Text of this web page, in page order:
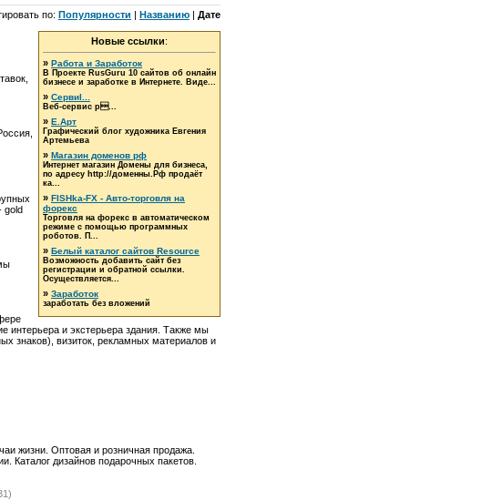
по: Популярности | Названию | Дате
Новые ссылки:
» Работа и Заработок
В Проекте RusGuru 10 сайтов об онлайн
бизнесе и заработке в Интернете. Виде...
» Сервиl...
Веб-сервис р...
» Е.Арт
Графический блог художника Евгения
Артемьева
» Магазин доменов рф
Интернет магазин Домены для бизнеса,
по адресу http://доменны.Рф продаёт
ка...
» FISHka-FX - Авто-торговля на
форекс
Торговля на форекс в автоматическом
режиме с помощью программных
роботов. П...
» Белый каталог сайтов Resource
Возможность добавить сайт без
регистрации и обратной ссылки.
Осуществляется...
» Заработок
заработать без вложений
gold
интерьера и экстерьера здания. Также мы
знаков), визиток, рекламных материалов и
жизни. Оптовая и розничная продажа.
дизайнов подарочных пакетов.